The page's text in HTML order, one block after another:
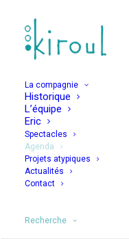
La compagnie
Historique
L’équipe
Eric
Spectacles
Agenda
Projets atypiques
Actualités
Contact
Recherche